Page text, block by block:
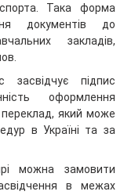
Така форма
документів до
закладів,
засвідчує підпис
оформлення
переклад, який може
в Україні та за
можна замовити
в межах